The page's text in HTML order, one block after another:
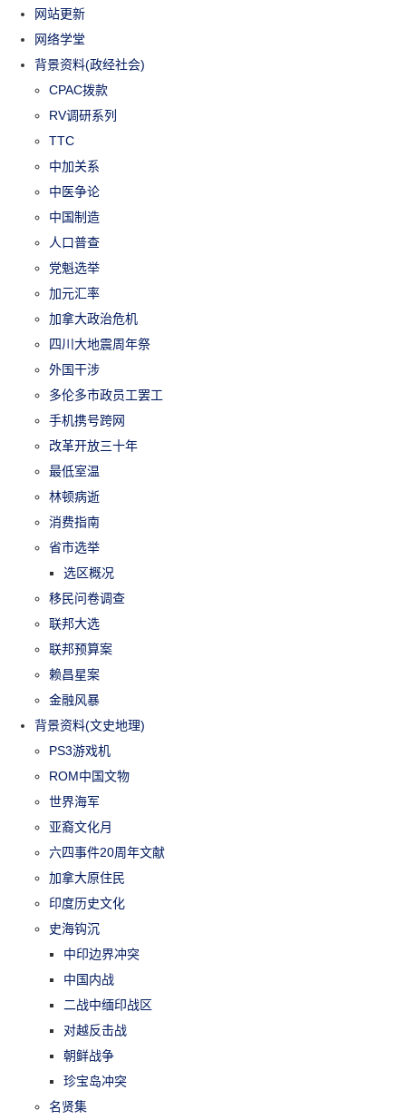
网站更新
网络学堂
背景资料(政经社会)
CPAC拨款
RV调研系列
TTC
中加关系
中医争论
中国制造
人口普查
党魁选举
加元汇率
加拿大政治危机
四川大地震周年祭
外国干涉
多伦多市政员工罢工
手机携号跨网
改革开放三十年
最低室温
林顿病逝
消费指南
省市选举
选区概况
移民问卷调查
联邦大选
联邦预算案
赖昌星案
金融风暴
背景资料(文史地理)
PS3游戏机
ROM中国文物
世界海军
亚裔文化月
六四事件20周年文献
加拿大原住民
印度历史文化
史海钩沉
中印边界冲突
中国内战
二战中缅印战区
对越反击战
朝鲜战争
珍宝岛冲突
名贤集